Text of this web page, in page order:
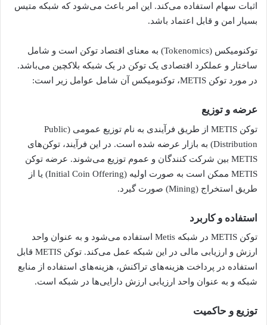
اثبات سهام استفاده می‌کند. این امر باعث می‌شود که شبکه متیس
بسیار امن و قابل اعتماد باشد.
توکنومیکس (Tokenomics) به معنای اقتصاد توکن است و شامل
ساختار و عملکرد اقتصادی یک توکن در یک شبکه بلاکچین می‌باشد.
در مورد توکن METIS، توکنومیکس آن شامل عوامل زیر است:
عرضه و توزیع
توکن METIS از طریق فرآیندی به نام توزیع عمومی (Public
Distribution) به بازار عرضه شده است. در این فرآیند، توکن‌های
METIS بین شرکت کنندگان و عموم توزیع می‌شوند. عرضه توکن
METIS ممکن است به صورت اولیه (Initial Coin Offering) یا از
طریق استخراج (Mining) صورت گیرد.
استفاده و کاربرد
توکن METIS در شبکه Metis استفاده می‌شود و به عنوان واحد
ارزش و ارزیابی مالی در این شبکه عمل می‌کند. توکن METIS قابل
استفاده در پرداخت هزینه‌های تراکنش، هزینه‌های استفاده از منابع
شبکه و به عنوان واحد ارزیابی ارزش دارایی‌ها در شبکه است.
توزیع و حاکمیت